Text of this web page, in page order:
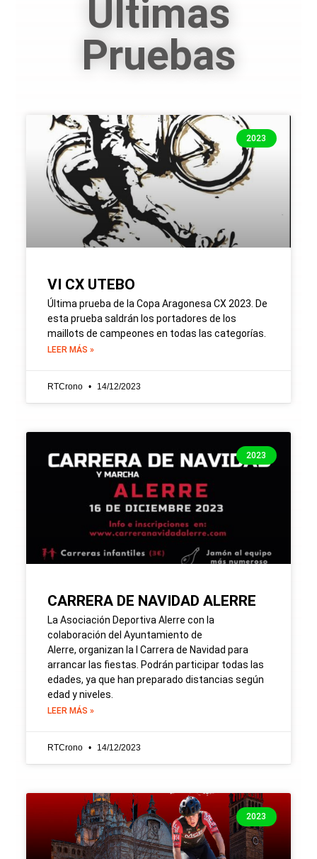
Últimas
Pruebas
2023
VI CX UTEBO
Última prueba de la Copa Aragonesa CX 2023. De
esta prueba saldrán los portadores de los
maillots de campeones en todas las categorías.
LEER MÁS »
RTCrono 14/12/2023
2023
CARRERA DE NAVIDAD ALERRE
La Asociación Deportiva Alerre con la
colaboración del Ayuntamiento de
Alerre, organizan la I Carrera de Navidad para
arrancar las fiestas. Podrán participar todas las
edades, ya que han preparado distancias según
edad y niveles.
LEER MÁS »
RTCrono 14/12/2023
2023